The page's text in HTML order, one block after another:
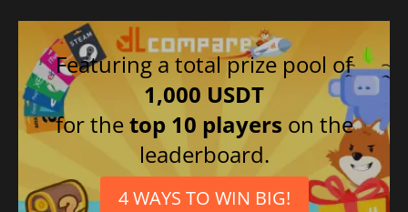
Featuring a total prize pool of
1,000 USDT
for thetop 10 players on the
leaderboard.
4 WAYS TO WIN BIG!